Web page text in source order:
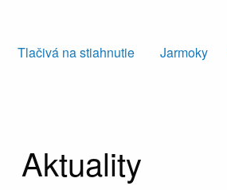
Tlačivá na stiahnutie Jarmoky
Aktuality